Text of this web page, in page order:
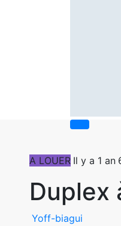
A LOUER Il y a 1 an
Duplex
Yoff-biagui